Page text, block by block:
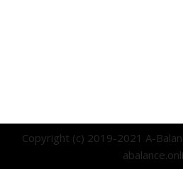
Copyright (c) 2019-2021 A-